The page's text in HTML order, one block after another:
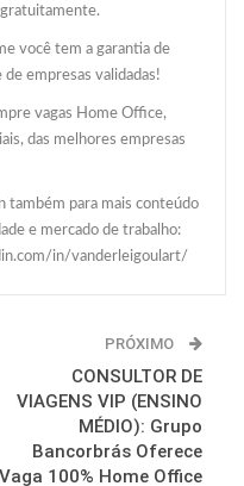
você tem a garantia de
empresas validadas!
vagas Home Office,
das melhores empresas
também para mais conteúdo
e mercado de trabalho:
in/vanderleigoulart/
PRÓXIMO
CONSULTOR DE
VIAGENS VIP (ENSINO
MÉDIO): Grupo
Bancorbrás Oferece
Vaga 100% Home Office